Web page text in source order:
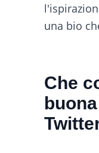
una bio
Che